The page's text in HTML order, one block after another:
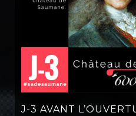
J-3 AVANT